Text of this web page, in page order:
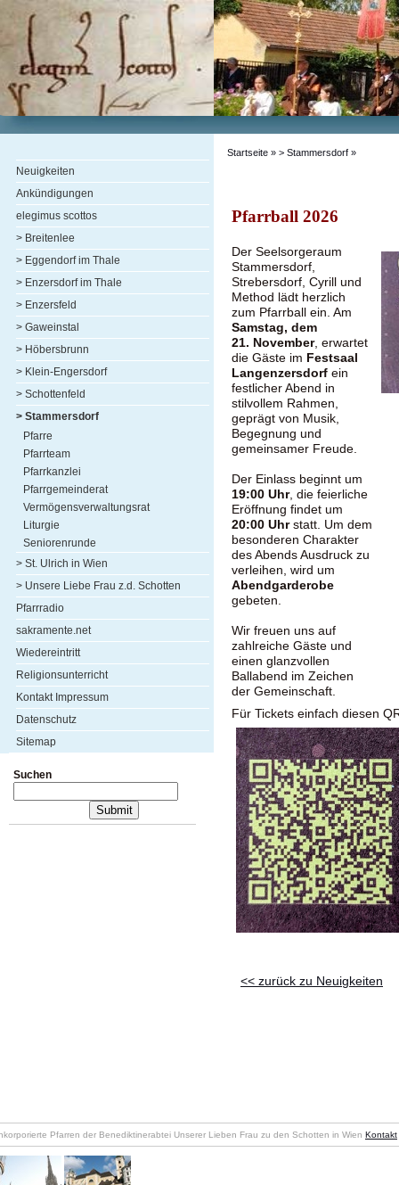
Neuigkeiten
Ankündigungen
elegimus scottos
> Breitenlee
> Eggendorf im Thale
> Enzersdorf im Thale
> Enzersfeld
> Gaweinstal
> Höbersbrunn
> Klein-Engersdorf
> Schottenfeld
> Stammersdorf
Pfarre
Pfarrteam
Pfarrkanzlei
Pfarrgemeinderat
Vermögensverwaltungsrat
Liturgie
Seniorenrunde
> St. Ulrich in Wien
> Unsere Liebe Frau z.d. Schotten
Pfarrradio
sakramente.net
Wiedereintritt
Religionsunterricht
Kontakt Impressum
Datenschutz
Sitemap
Suchen
Startseite » > Stammersdorf »
Pfarrball 2026
Der Seelsorgeraum
Stammersdorf,
Strebersdorf, Cyrill und
Method lädt herzlich
zum Pfarrball ein. Am
Samstag, dem
21. November, erwartet
die Gäste im Festsaal
Langenzersdorf ein
festlicher Abend in
stilvollem Rahmen,
geprägt von Musik,
Begegnung und
gemeinsamer Freude.
Der Einlass beginnt um
19:00 Uhr, die feierliche
Eröffnung findet um
20:00 Uhrstatt. Um dem
besonderen Charakter
des Abends Ausdruck zu
verleihen, wird um
Abendgarderobe
gebeten.
Wir freuen uns auf
zahlreiche Gäste und
einen glanzvollen
Ballabend im Zeichen
der Gemeinschaft.
Für Tickets einfach diesen
<< zurück zu Neuigkeiten
Pfarren der Benediktinerabtei Unserer Lieben Frau zu den Schotten in Wien Kontakt